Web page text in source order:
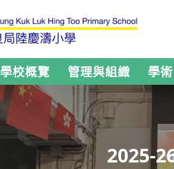
學校概覽 管理與組織 學術
2025-